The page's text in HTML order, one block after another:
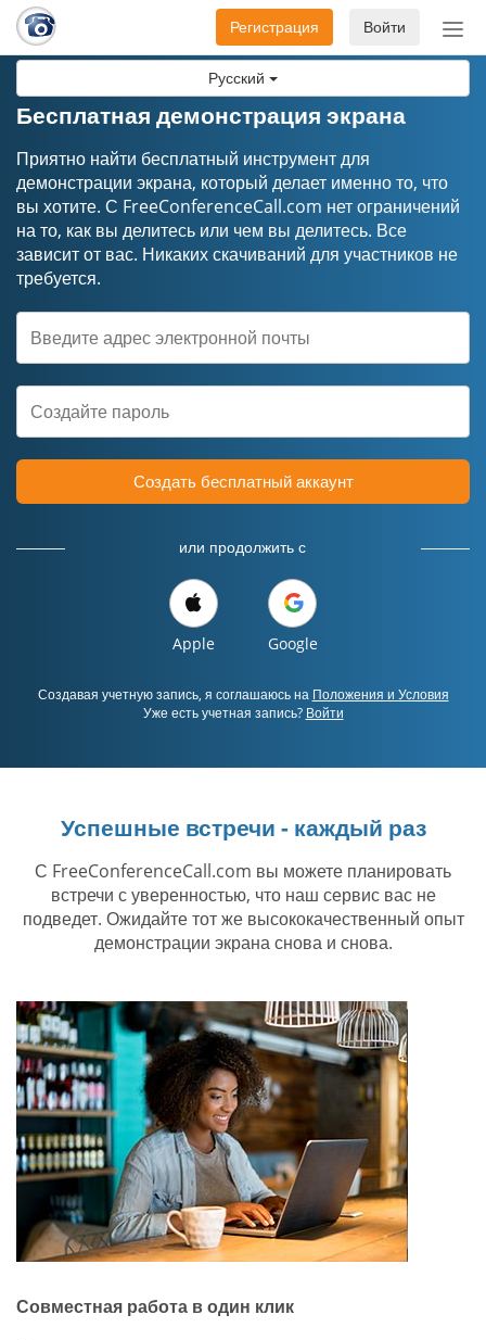
Русский
Войти
Регистрация
Бесплатная демонстрация экрана
Приятно найти бесплатный инструмент для
демонстрации экрана, который делает именно то, что
вы хотите. С FreeConferenceCall.com нет ограничений
на то, как вы делитесь или чем вы делитесь. Все
зависит от вас. Никаких скачиваний для участников не
требуется.
Создать бесплатный аккаунт
или продолжить с
Apple Google
Создавая учетную запись, я соглашаюсь на Положения и Условия
Уже есть учетная запись? Войти
Успешные встречи - каждый раз
С FreeConferenceCall.com вы можете планировать
встречи с уверенностью, что наш сервис вас не
подведет. Ожидайте тот же высококачественный опыт
демонстрации экрана снова и снова.
Совместная работа в один клик